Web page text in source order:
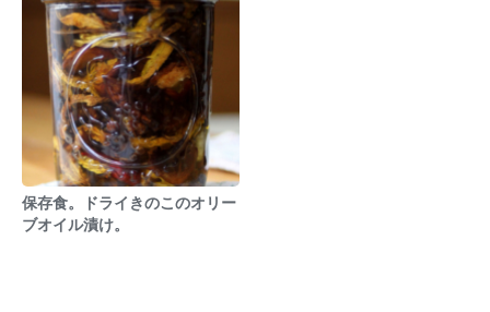
保存食。ドライきのこのオリー
ブオイル漬け。